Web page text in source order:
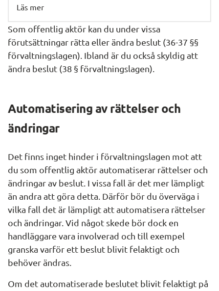
Läs mer
Som offentlig aktör kan du under vissa
förutsättningar rätta eller ändra beslut (36-37 §§
förvaltningslagen). Ibland är du också skyldig att
ändra beslut (38 § förvaltningslagen).
Automatisering av rättelser och
ändringar
Det finns inget hinder i förvaltningslagen mot att
du som offentlig aktör automatiserar rättelser och
ändringar av beslut. I vissa fall är det mer lämpligt
än andra att göra detta. Därför bör du överväga i
vilka fall det är lämpligt att automatisera rättelser
och ändringar. Vid något skede bör dock en
handläggare vara involverad och till exempel
granska varför ett beslut blivit felaktigt och
behöver ändras.
Om det automatiserade beslutet blivit felaktigt på